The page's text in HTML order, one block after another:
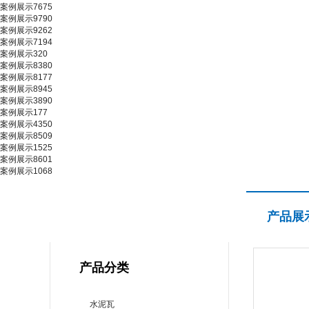
案例展示7675
案例展示9790
案例展示9262
案例展示7194
案例展示320
案例展示8380
案例展示8177
案例展示8945
案例展示3890
案例展示177
案例展示4350
案例展示8509
案例展示1525
案例展示8601
案例展示1068
产品分类
水泥瓦
产品展